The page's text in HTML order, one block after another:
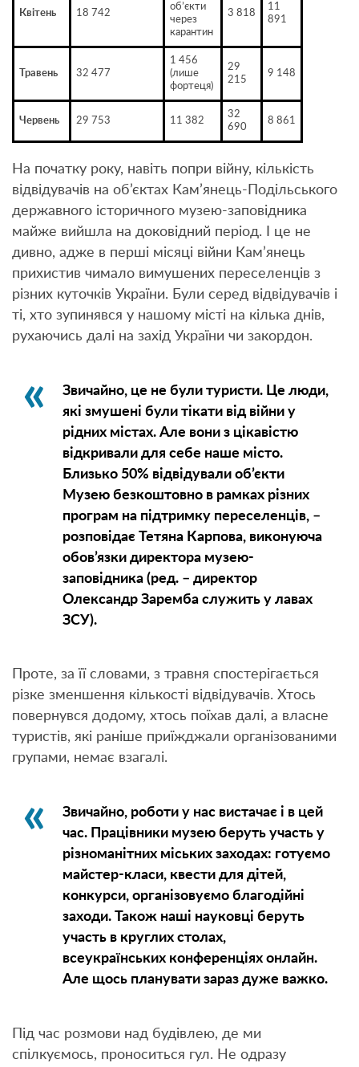
Квітень 18 742
об’єкти
через
карантин
3 818
11
891
Травень 32 477
1 456
(лише
фортеця)
29
215
9 148
Червень 29 753 11 382
32
690
8 861
На початку року, навіть попри війну, кількість
відвідувачів на об’єктах Кам’янець-Подільського
державного історичного музею-заповідника
майже вийшла на доковідний період. І це не
дивно, адже в перші місяці війни Кам’янець
прихистив чимало вимушених переселенців з
різних куточків України. Були серед відвідувачів і
ті, хто зупинявся у нашому місті на кілька днів,
рухаючись далі на захід України чи закордон.
Звичайно, це не були туристи. Це люди,
які змушені були тікати від війни у
рідних містах. Але вони з цікавістю
відкривали для себе наше місто.
Близько 50% відвідували об’єкти
Музею безкоштовно в рамках різних
програм на підтримку переселенців, –
розповідає Тетяна Карпова, виконуюча
обов’язки директора музею-
заповідника (ред. – директор
Олександр Заремба служить у лавах
ЗСУ).
Проте, за її словами, з травня спостерігається
різке зменшення кількості відвідувачів. Хтось
повернувся додому, хтось поїхав далі, а власне
туристів, які раніше приїжджали організованими
групами, немає взагалі.
Звичайно, роботи у нас вистачає і в цей
час. Працівники музею беруть участь у
різноманітних міських заходах: готуємо
майстер-класи, квести для дітей,
конкурси, організовуємо благодійні
заходи. Також наші науковці беруть
участь в круглих столах,
всеукраїнських конференціях онлайн.
Але щось планувати зараз дуже важко.
Під час розмови над будівлею, де ми
спілкуємось, проноситься гул. Не одразу